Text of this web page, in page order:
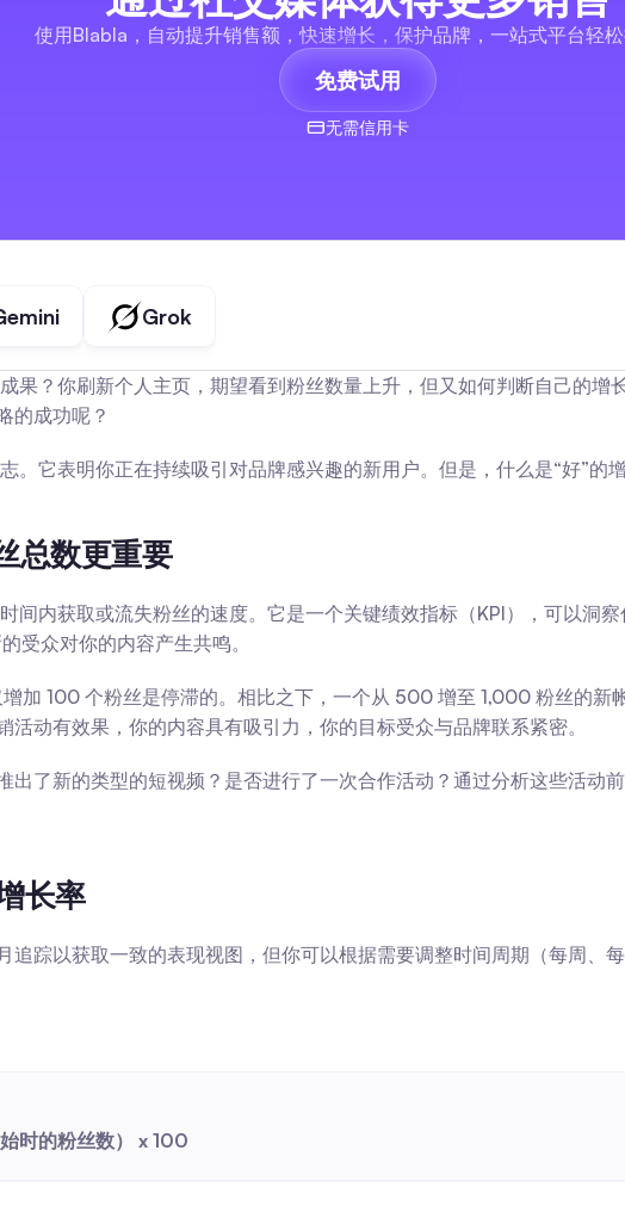
Grok
果？你刷新个人主页，期望看到粉丝数量上升，但又如何判断自己的
的成功呢？
。它表明你正在持续吸引对品牌感兴趣的新用户。但是，什么是“好”的
总数更重要
间内获取或流失粉丝的速度。它是一个关键绩效指标（KPI），可以洞
受众对你的内容产生共鸣。
加 100 个粉丝是停滞的。相比之下，一个从 500 增至 1,000 粉丝的
动有效果，你的内容具有吸引力，你的目标受众与品牌联系紧密。
出了新的类型的短视频？是否进行了一次合作活动？通过分析这些活动
长率
追踪以获取一致的表现视图，但你可以根据需要调整时间周期（每周、
时的粉丝数） x 100
使用Blabla，自动提升销售额，快速增长，保护品牌，一站式平台轻
免费试用
无需信用卡